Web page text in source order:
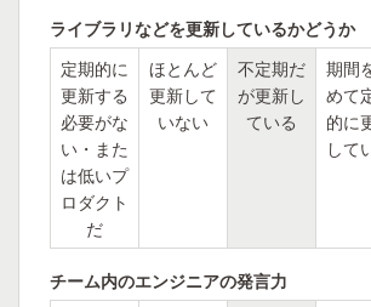
ライブラリなどを更新しているかどうか
定期的に
更新する
必要がな
い・また
は低いプ
ロダクト
だ
ほとんど
更新して
いない
不定期だ
が更新し
ている
期間
めて
的に
して
チーム内のエンジニアの発言力